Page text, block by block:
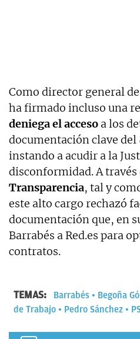
Como director general
ha firmado incluso una
deniega el acceso a los
documentación clave del
instando a acudir a la
disconformidad. A través
Transparencia, tal y
este alto cargo rechazó
documentación que, en
Barrabés a Red.es para
contratos.
TEMAS: Barrabés Begoña
de Trabajo
Pedro Sánchez